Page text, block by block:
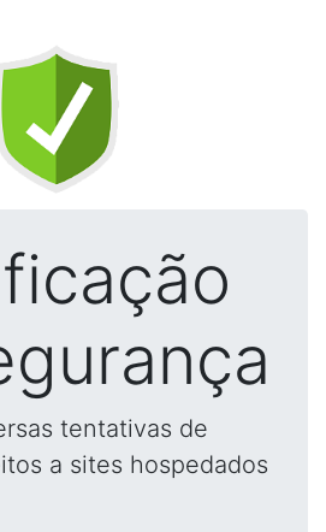
tentativas de
a sites hospedados